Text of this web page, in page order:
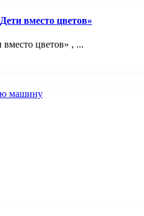
вместо цветов»
цветов» , ...